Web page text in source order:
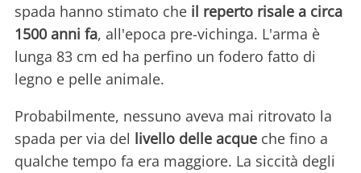
spada hanno stimato che il reperto risale a circa
1500 anni fa, all'epoca pre-vichinga. L'arma è
lunga 83 cm ed ha perfino un fodero fatto di
legno e pelle animale.
Probabilmente, nessuno aveva mai ritrovato la
spada per via del livello delle acque che fino a
qualche tempo fa era maggiore. La siccità degli